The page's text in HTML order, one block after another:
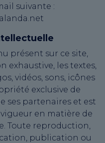
suivante :
présent sur ce site,
exhaustive, les textes,
vidéos, sons, icônes
exclusive de
ses partenaires et est
en matière de
Toute reproduction,
publication ou